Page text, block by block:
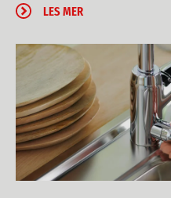
LES MER